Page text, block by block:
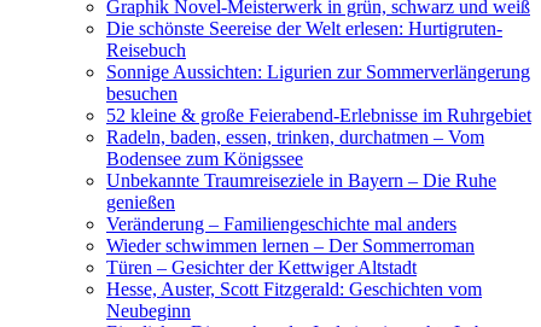
Graphik Novel-Meisterwerk in grün, schwarz und weiß
Die schönste Seereise der Welt erlesen: Hurtigruten-
Reisebuch
Sonnige Aussichten: Ligurien zur Sommerverlängerung
besuchen
52 kleine & große Feierabend-Erlebnisse im Ruhrgebiet
Radeln, baden, essen, trinken, durchatmen – Vom
Bodensee zum Königssee
Unbekannte Traumreiseziele in Bayern – Die Ruhe
genießen
Veränderung – Familiengeschichte mal anders
Wieder schwimmen lernen – Der Sommerroman
Türen – Gesichter der Kettwiger Altstadt
Hesse, Auster, Scott Fitzgerald: Geschichten vom
Neubeginn